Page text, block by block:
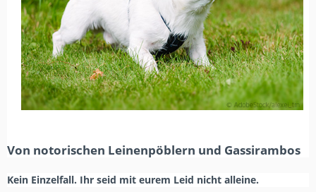
Von notorischen Leinenpöblern und Gassirambos
Kein Einzelfall. Ihr seid mit eurem Leid nicht alleine.